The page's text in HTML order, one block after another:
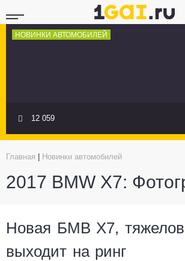
НОВИНКИ АВТОМОБИЛЕЙ
12 059
Главная Новинки автомобилей
2017 BMW X7:
Новая БМВ X7,
выходит на ринг